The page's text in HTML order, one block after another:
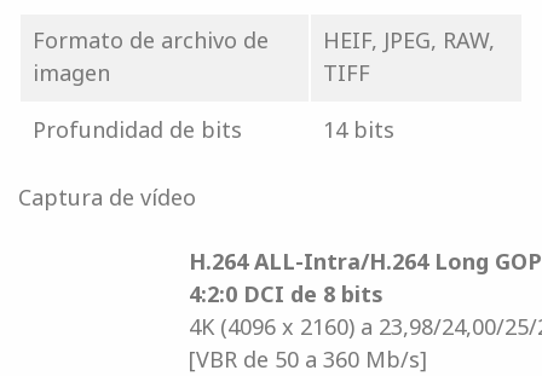
Formato de archivo de
imagen
HEIF, JPEG, RAW,
TIFF
Profundidad de bits
14 bits
Captura de vídeo
H.264 ALL-Intra/H.264 Long
4:2:0 DCI de 8 bits
4K (4096 x 2160) a 23,98/24,00/
[VBR de 50 a 360 Mb/s]